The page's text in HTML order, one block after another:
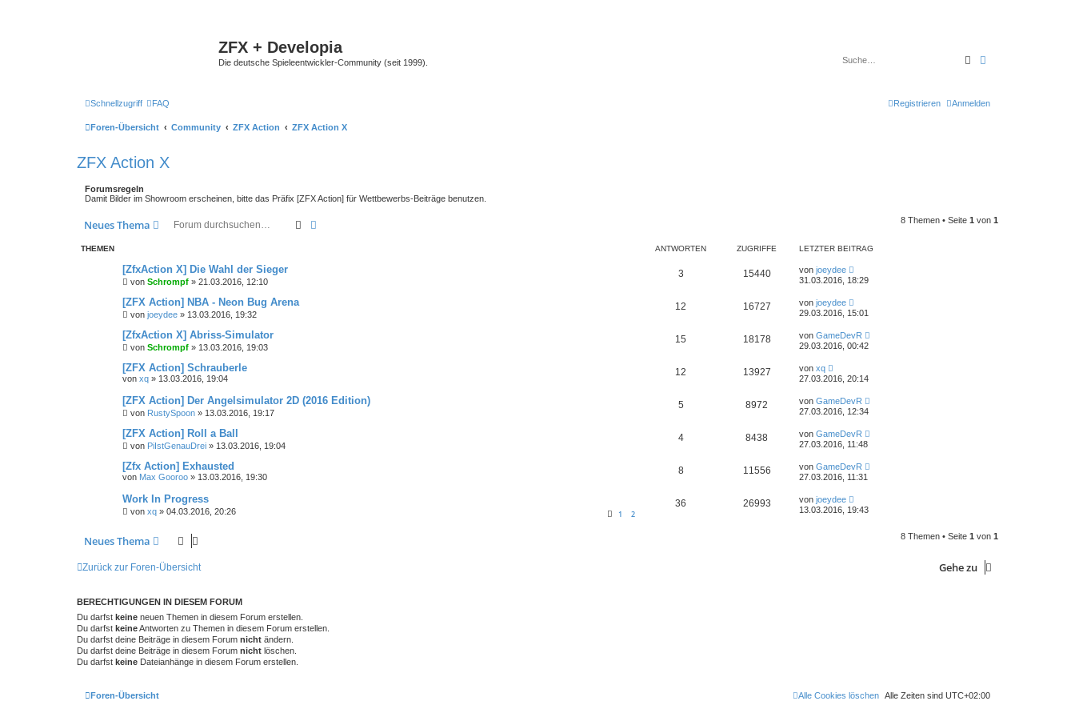
ZFX + Developia
Die deutsche Spieleentwickler-Community (seit 1999). Suche
Schnellzugriff FAQ Anmelden
Registrieren
Foren-Übersicht Community ZFX Action ZFX Action X
ZFX Action X
Forumsregeln
Damit Bilder im Showroom erscheinen, bitte das Präfix [ZFX Action] für Wettbewerbs-Beiträge benutzen.
Neues Thema Suche 8 Themen • Seite 1 von 1
THEMEN ANTWORTEN ZUGRIFFE LETZTER BEITRAG
[ZfxAction X] Die Wahl der Sieger
von Schrompf » 21.03.2016, 12:10
3 15440 von joeydee
31.03.2016, 18:29
[ZFX Action] NBA - Neon Bug Arena
von joeydee » 13.03.2016, 19:32
12 16727 von joeydee
29.03.2016, 15:01
[ZfxAction X] Abriss-Simulator
von Schrompf » 13.03.2016, 19:03
15 18178 von GameDevR
29.03.2016, 00:42
[ZFX Action] Schrauberle
von xq » 13.03.2016, 19:04
12 13927 von xq
27.03.2016, 20:14
[ZFX Action] Der Angelsimulator 2D (2016 Edition)
von RustySpoon » 13.03.2016, 19:17
5 8972 von GameDevR
27.03.2016, 12:34
[ZFX Action] Roll a Ball
von PiIstGenauDrei » 13.03.2016, 19:04
4 8438 von GameDevR
27.03.2016, 11:48
[Zfx Action] Exhausted
von Max Gooroo » 13.03.2016, 19:30
8 11556 von GameDevR
27.03.2016, 11:31
Work In Progress
von xq » 04.03.2016, 20:26 1 2
36 26993 von joeydee
13.03.2016, 19:43
Neues Thema 8 Themen • Seite 1 von 1
Zurück zur Foren-Übersicht Gehe zu
BERECHTIGUNGEN IN DIESEM FORUM
Du darfst keine neuen Themen in diesem Forum erstellen.
Du darfst keineAntworten zu Themen in diesem Forum erstellen.
Du darfst deine Beiträge in diesem Forum nicht ändern.
Du darfst deine Beiträge in diesem Forum nicht löschen.
Du darfst keine Dateianhänge in diesem Forum erstellen.
Foren-Übersicht Alle Zeiten sind UTC+02:00
Alle Cookies löschen